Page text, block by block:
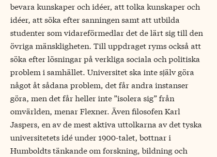
bevara kunskaper och idéer, att tolka kunskaper och
idéer, att söka efter sanningen samt att utbilda
studenter som vidareförmedlar det de lärt sig till den
övriga mänskligheten. Till uppdraget ryms också att
söka efter lösningar på verkliga sociala och politiska
problem i samhället. Universitet ska inte själv göra
något åt sådana problem, det får andra instanser
göra, men det får heller inte ”isolera sig” från
omvärlden, menar Flexner. Även filosofen Karl
Jaspers, en av de mest aktiva uttolkarna av det tyska
universitetets idé under 1900-talet, bottnar i
Humboldts tänkande om forskning, bildning och